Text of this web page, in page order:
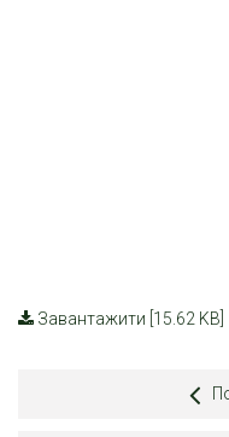
Завантажити [15.62 KB]